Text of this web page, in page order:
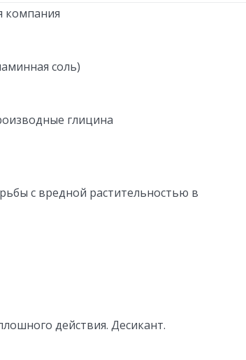
компания
соль)
глицина
с вредной растительностью в
действия. Десикант.